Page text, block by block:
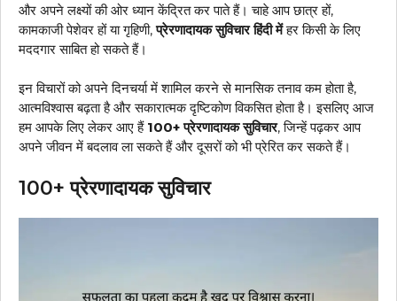
और अपने लक्ष्यों की ओर ध्यान केंद्रित कर पाते हैं। चाहे आप छात्र हों,
कामकाजी पेशेवर हों या गृहिणी,प्रेरणादायक सुविचार हिंदी मेंहर किसी के लिए
मददगार साबित हो सकते हैं।
इन विचारों को अपने दिनचर्या में शामिल करने से मानसिक तनाव कम होता है,
आत्मविश्वास बढ़ता है और सकारात्मक दृष्टिकोण विकसित होता है। इसलिए आज
हम आपके लिए लेकर आए हैं 100+ प्रेरणादायक सुविचार, जिन्हें पढ़कर आप
अपने जीवन में बदलाव ला सकते हैं और दूसरों को भी प्रेरित कर सकते हैं।
100+ प्रेरणादायक सुविचार